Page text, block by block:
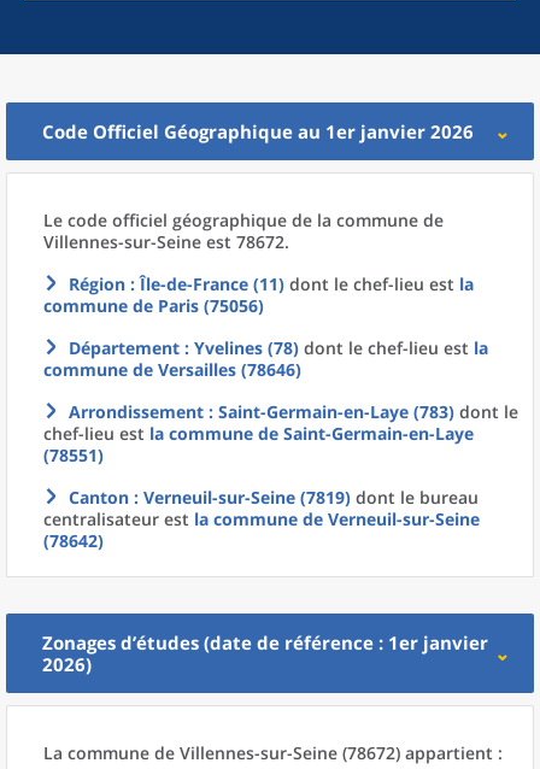
Code Officiel Géographique au 1er janvier 2026
Le code officiel géographique de la commune de
Villennes-sur-Seine est 78672.
Région : Île-de-France (11) dont le chef-lieu est la
commune de Paris (75056)
Département : Yvelines (78) dont le chef-lieu est la
commune de Versailles (78646)
Arrondissement : Saint-Germain-en-Laye (783) dont le
chef-lieu est la commune de Saint-Germain-en-Laye
(78551)
Canton : Verneuil-sur-Seine (7819) dont le bureau
centralisateur est la commune de Verneuil-sur-Seine
(78642)
Zonages d’études (date de référence : 1er janvier
2026)
La commune de Villennes-sur-Seine (78672) appartient :